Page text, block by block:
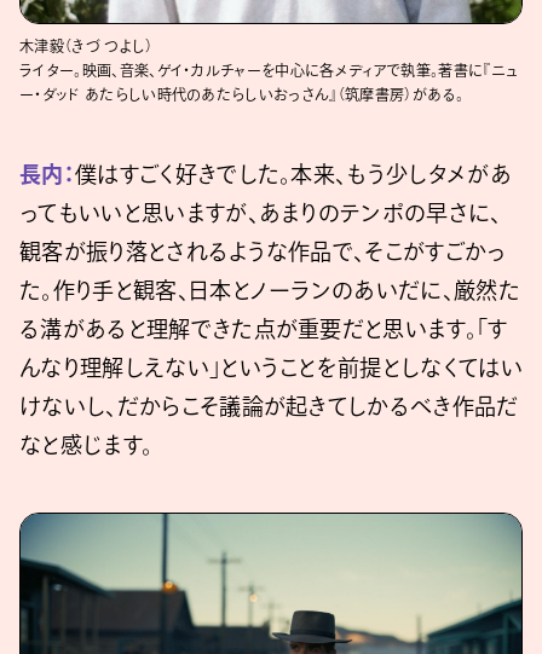
木津毅（きづ つよし）
ライター。映画、音楽、ゲイ・カルチャーを中心に各メディアで執筆。著書に『ニュ
ー・ダッド あたらしい時代のあたらしいおっさん』（筑摩書房）がある。
長内：僕はすごく好きでした。本来、もう少しタメがあ
ってもいいと思いますが、あまりのテンポの早さに、
観客が振り落とされるような作品で、そこがすごかっ
た。作り手と観客、日本とノーランのあいだに、厳然た
る溝があると理解できた点が重要だと思います。「す
んなり理解しえない」ということを前提としなくてはい
けないし、だからこそ議論が起きてしかるべき作品だ
なと感じます。